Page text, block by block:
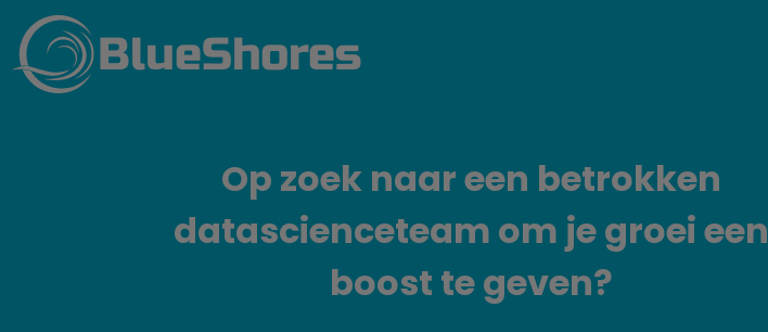
BlueShores
Op zoek naar een betrokken
datascienceteam om je groei een
boost te geven?